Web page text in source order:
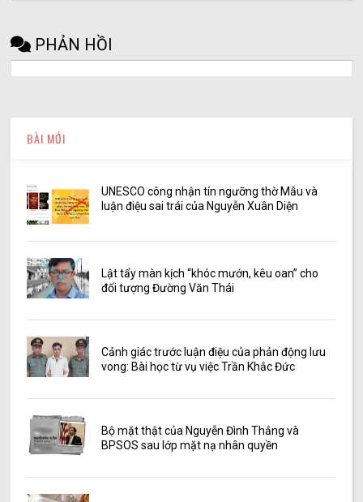
PHẢN HỒI
BÀI MỚI
UNESCO công nhận tín ngưỡng thờ Mẫu và
luận điệu sai trái của Nguyễn Xuân Diện
Lật tẩy màn kịch “khóc mướn, kêu oan” cho
đối tượng Đường Văn Thái
Cảnh giác trước luận điệu của phản động lưu
vong: Bài học từ vụ việc Trần Khắc Đức
Bộ mặt thật của Nguyễn Đình Thắng và
BPSOS sau lớp mặt nạ nhân quyền